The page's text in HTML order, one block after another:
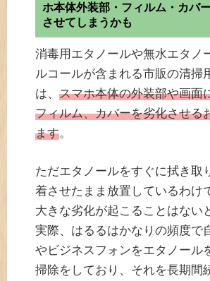
ホ本体外装部・フィルム・カバ
させてしまうかも
消毒用エタノールや無水エタノ
ルコールが含まれる市販の清掃
は、 スマホ本体の外装部や画面
フィルム、カバーを劣化させる
ます。
ただエタノールをすぐに拭き取
着させたまま放置しているわけ
大きな劣化が起こることはない
実際、はるるはかなりの頻度で
やビジネスフォンをエタノール
掃除をしており、それを長期間